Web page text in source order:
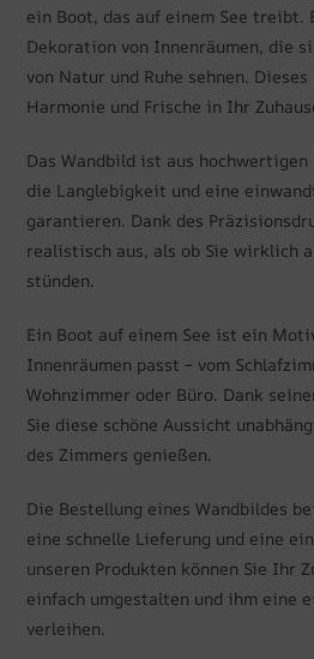
ein Boot, das auf einem See treibt.
Dekoration von Innenräumen, die
von Natur und Ruhe sehnen.
Harmonie und Frische in Ihr
Das Wandbild ist aus
die Langlebigkeit und eine
garantieren. Dank des
realistisch aus, als ob Sie wirklich
stünden.
Ein Boot auf einem See ist ein
Innenräumen passt – vom
Wohnzimmer oder Büro. Dank
Sie diese schöne Aussicht
des Zimmers genießen.
Die Bestellung eines Wandbildes
eine schnelle Lieferung und eine
unseren Produkten können Sie Ihr
einfach umgestalten und ihm eine
verleihen.